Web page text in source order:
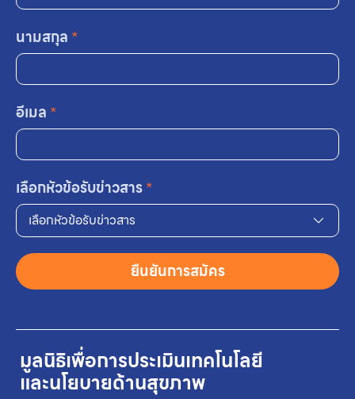
มูลนิธิเพื่อการประเมินเทคโนโลยี
และนโยบายด้านสุขภาพ
นามสกุล *
อีเมล *
เลือกหัวข้อรับข่าวสาร*
เลือกหัวข้อรับข่าวสาร
ยืนยันการสมัคร